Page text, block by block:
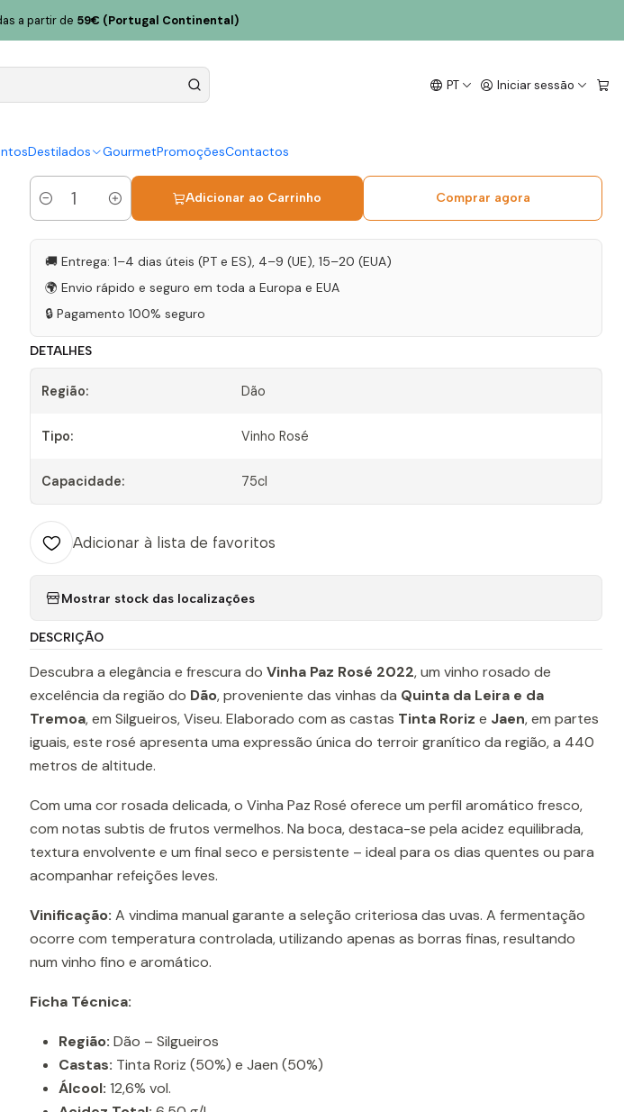
PT Iniciar sessão
Destilados GourmetPromoçõesContactos
a partir de 59€ (Portugal Continental)
Vinha Paz 2024 Dão Rosé 75cl
Rosé fresco e delicado, perfeito para momentos leves.
Quantidade
Adicionar ao Carrinho Comprar agora
🚚 Entrega: 1–4 dias úteis (PT e ES), 4–9 (UE), 15–20 (EUA)
🌍 Envio rápido e seguro em toda a Europa e EUA
🔒 Pagamento 100% seguro
DETALHES
Região: Dão
Tipo: Vinho Rosé
Capacidade: 75cl
Adicionar à lista de favoritos
Mostrar stock das localizações
DESCRIÇÃO
Descubra a elegância e frescura do Vinha Paz Rosé 2022, um vinho rosado de
excelência da região do Dão, proveniente das vinhas da Quinta da Leira e da
Tremoa, em Silgueiros, Viseu. Elaborado com as castas Tinta Roriz e Jaen, em partes
iguais, este rosé apresenta uma expressão única do terroir granítico da região, a 440
metros de altitude.
Com uma cor rosada delicada, o Vinha Paz Rosé oferece um perfil aromático fresco,
com notas subtis de frutos vermelhos. Na boca, destaca-se pela acidez equilibrada,
textura envolvente e um final seco e persistente – ideal para os dias quentes ou para
acompanhar refeições leves.
Vinificação: A vindima manual garante a seleção criteriosa das uvas. A fermentação
ocorre com temperatura controlada, utilizando apenas as borras finas, resultando
num vinho fino e aromático.
Ficha Técnica:
Região: Dão – Silgueiros
Castas: Tinta Roriz (50%) e Jaen (50%)
Álcool: 12,6% vol.